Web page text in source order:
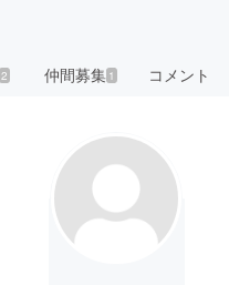
2 仲間募集 1 コメント